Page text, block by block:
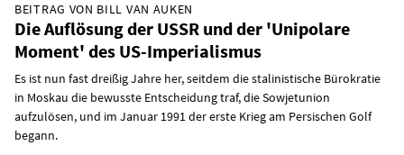
BEITRAG VON BILL VAN AUKEN
Die Auflösung der USSR und der 'Unipolare
Moment' des US-Imperialismus
Es ist nun fast dreißig Jahre her, seitdem die stalinistische Bürokratie
in Moskau die bewusste Entscheidung traf, die Sowjetunion
aufzulösen, und im Januar 1991 der erste Krieg am Persischen Golf
begann.